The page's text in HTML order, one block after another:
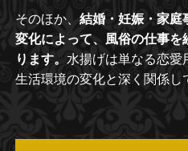
そのほか、 結婚・妊娠・家庭
変化によって、風俗の仕事を
ります。 水揚げは単なる恋愛
生活環境の変化と深く関係し